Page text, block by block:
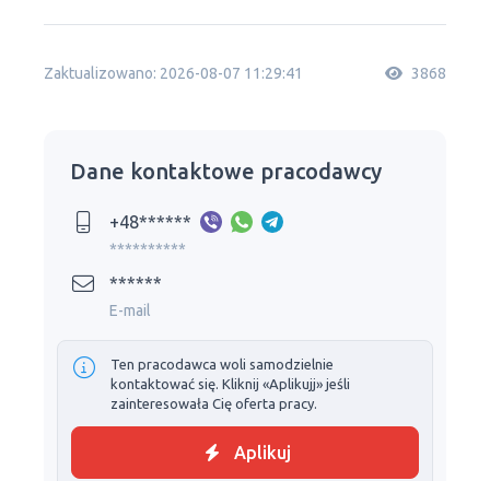
Zaktualizowano: 2026-08-07 11:29:41 3868
Dane kontaktowe pracodawcy
+48******
**********
******
E-mail
Ten pracodawca woli samodzielnie
kontaktować się. Kliknij «Aplikujj» jeśli
zainteresowała Cię oferta pracy.
Aplikuj